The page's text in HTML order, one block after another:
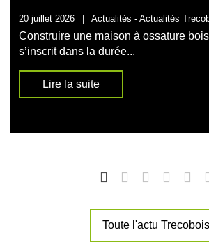
20 juillet 2026 Actualités - Actualités
Construire une maison à ossature
s’inscrit dans la durée...
Lire la suite
Toute l'actu Trecobois